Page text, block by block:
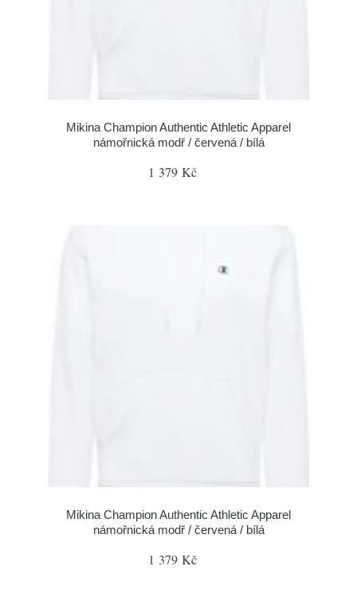
Mikina Champion Authentic Athletic Apparel
námořnická modř / červená / bílá
1 379 Kč
Mikina Champion Authentic Athletic Apparel
námořnická modř / červená / bílá
1 379 Kč